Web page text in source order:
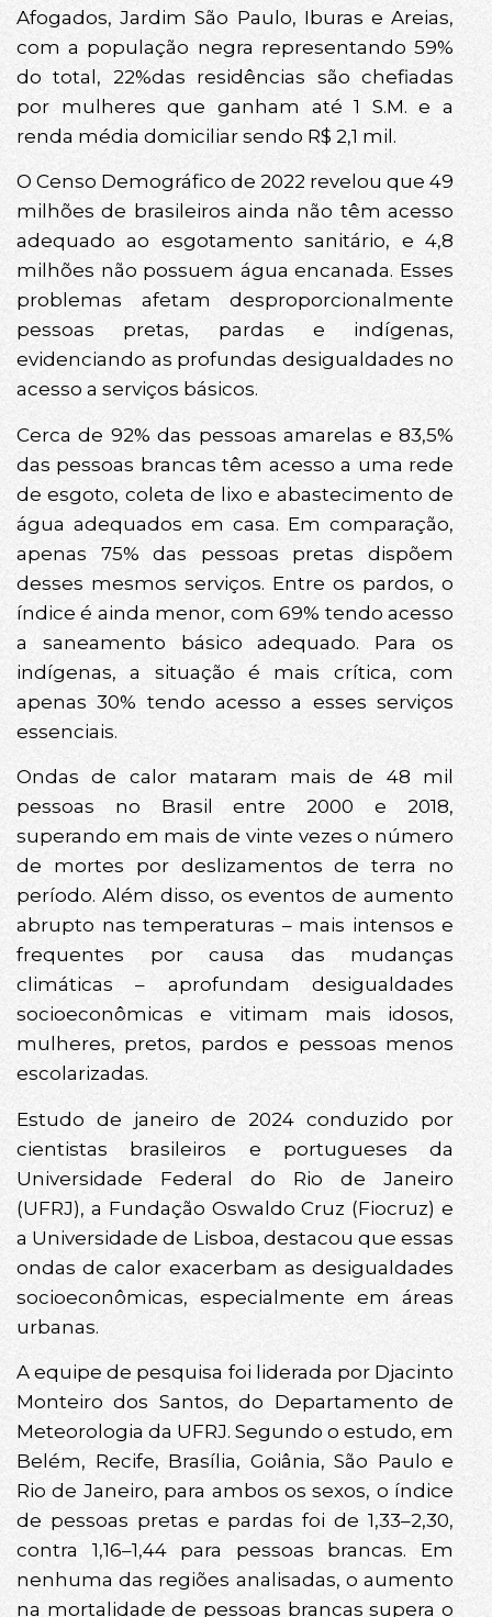
Afogados, Jardim São Paulo, Iburas e Areias,
com a população negra representando 59%
do total, 22%das residências são chefiadas
por mulheres que ganham até 1 S.M. e a
renda média domiciliar sendo R$ 2,1 mil.
O Censo Demográfico de 2022 revelou que 49
milhões de brasileiros ainda não têm acesso
adequado ao esgotamento sanitário, e 4,8
milhões não possuem água encanada. Esses
problemas afetam desproporcionalmente
pessoas pretas, pardas e indígenas,
evidenciando as profundas desigualdades no
acesso a serviços básicos.
Cerca de 92% das pessoas amarelas e 83,5%
das pessoas brancas têm acesso a uma rede
de esgoto, coleta de lixo e abastecimento de
água adequados em casa. Em comparação,
apenas 75% das pessoas pretas dispõem
desses mesmos serviços. Entre os pardos, o
índice é ainda menor, com 69% tendo acesso
a saneamento básico adequado. Para os
indígenas, a situação é mais crítica, com
apenas 30% tendo acesso a esses serviços
essenciais.
Ondas de calor mataram mais de 48 mil
pessoas no Brasil entre 2000 e 2018,
superando em mais de vinte vezes o número
de mortes por deslizamentos de terra no
período. Além disso, os eventos de aumento
abrupto nas temperaturas – mais intensos e
frequentes por causa das mudanças
climáticas – aprofundam desigualdades
socioeconômicas e vitimam mais idosos,
mulheres, pretos, pardos e pessoas menos
escolarizadas.
Estudo de janeiro de 2024 conduzido por
cientistas brasileiros e portugueses da
Universidade Federal do Rio de Janeiro
(UFRJ), a Fundação Oswaldo Cruz (Fiocruz) e
a Universidade de Lisboa, destacou que essas
ondas de calor exacerbam as desigualdades
socioeconômicas, especialmente em áreas
urbanas.
A equipe de pesquisa foi liderada por Djacinto
Monteiro dos Santos, do Departamento de
Meteorologia da UFRJ. Segundo o estudo, em
Belém, Recife, Brasília, Goiânia, São Paulo e
Rio de Janeiro, para ambos os sexos, o índice
de pessoas pretas e pardas foi de 1,33–2,30,
contra 1,16–1,44 para pessoas brancas. Em
nenhuma das regiões analisadas, o aumento
na mortalidade de pessoas brancas supera o